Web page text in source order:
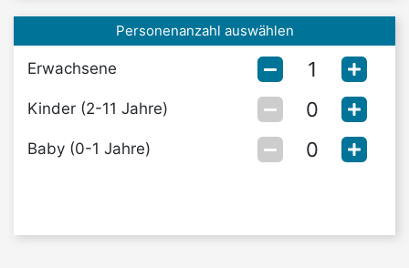
Personenanzahl auswählen
Erwachsene
Kinder (2-11 Jahre)
Baby (0-1 Jahre)